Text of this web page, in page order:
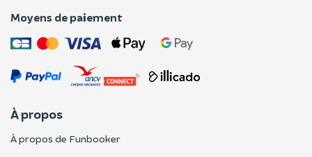
Moyens de paiement
À propos
À propos de Funbooker